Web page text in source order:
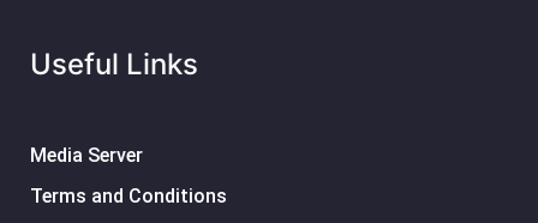
Useful Links
Media Server
Terms and Conditions